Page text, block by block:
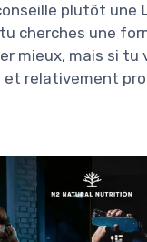
plutôt une
tu cherches une
mieux, mais si tu
et relativement